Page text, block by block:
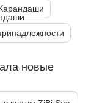
новые